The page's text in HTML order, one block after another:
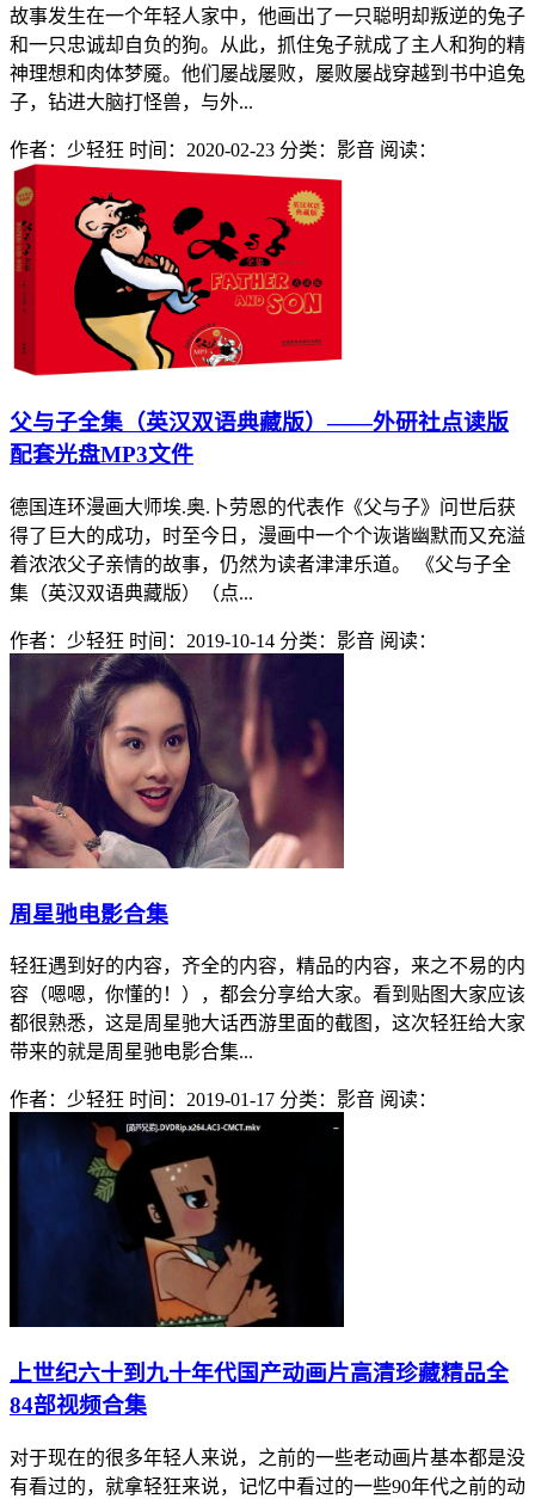
故事发生在一个年轻人家中，他画出了一只聪明却叛逆的兔子
和一只忠诚却自负的狗。从此，抓住兔子就成了主人和狗的精
神理想和肉体梦魇。他们屡战屡败，屡败屡战穿越到书中追兔
子，钻进大脑打怪兽，与外...
作者：少轻狂 时间：2020-02-23 分类：影音 阅读：
父与子全集（英汉双语典藏版）——外研社点读版
配套光盘MP3文件
德国连环漫画大师埃.奥.卜劳恩的代表作《父与子》问世后获
得了巨大的成功，时至今日，漫画中一个个诙谐幽默而又充溢
着浓浓父子亲情的故事，仍然为读者津津乐道。 《父与子全
集（英汉双语典藏版）（点...
作者：少轻狂 时间：2019-10-14 分类：影音 阅读：
周星驰电影合集
轻狂遇到好的内容，齐全的内容，精品的内容，来之不易的内
容（嗯嗯，你懂的！），都会分享给大家。看到贴图大家应该
都很熟悉，这是周星驰大话西游里面的截图，这次轻狂给大家
带来的就是周星驰电影合集...
作者：少轻狂 时间：2019-01-17 分类：影音 阅读：
上世纪六十到九十年代国产动画片高清珍藏精品全
84部视频合集
对于现在的很多年轻人来说，之前的一些老动画片基本都是没
有看过的，就拿轻狂来说，记忆中看过的一些90年代之前的动